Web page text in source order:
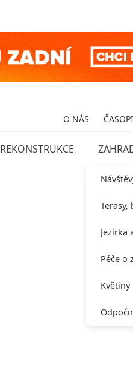
O NÁS
REKONSTRUKCE
Terasy,
Jezírka
Péče o
Květiny